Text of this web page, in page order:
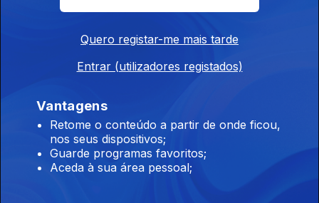
Neste domingo passaram 40 anos anos da morte de Jorge
12 jun. 2026
Teoria dos Sentimentos Morais, de Adam Smith, acaba de ser
publicado pela Gulbenkian, com tradução, introdução e notas
de Ivone Moreira, que é a convidada de Luís Caetano na Feira
Quero registar-me mais tarde
Entrar (utilizadores registados)
Vantagens
Retome o conteúdo a partir de onde ficou,
nos seus dispositivos;
Guarde programas favoritos;
Aceda à sua área pessoal;